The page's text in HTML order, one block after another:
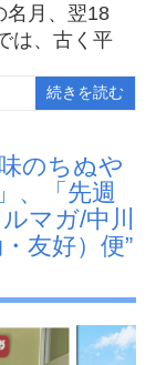
名月、翌18
は、古く平
続きを読む
のちぬや
、「先週
マガ/中川
友好）便”